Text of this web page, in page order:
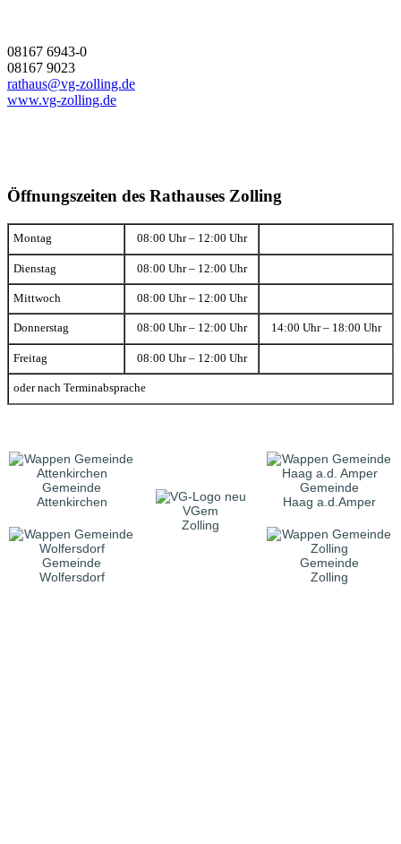
08167 6943-0
08167 9023
rathaus@vg-zolling.de
www.vg-zolling.de
Öffnungszeiten des Rathauses Zolling
Montag 08:00 Uhr – 12:00 Uhr
Dienstag 08:00 Uhr – 12:00 Uhr
Mittwoch 08:00 Uhr – 12:00 Uhr
Donnerstag 08:00 Uhr – 12:00 Uhr 14:00 Uhr – 18:00 Uhr
Freitag 08:00 Uhr – 12:00 Uhr
oder nach Terminabsprache
Gemeinde
Attenkirchen
VGem
Zolling
Gemeinde
Haag a.d.Amper
Gemeinde
Wolfersdorf
Gemeinde
Zolling